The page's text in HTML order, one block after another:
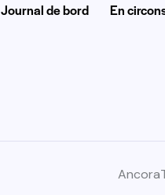
Journal de bord En